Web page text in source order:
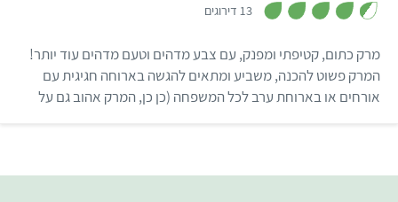
13 דירוגים
ת
ו
ך
5
מרק כתום, קטיפתי ומפנק, עם צבע מדהים וטעם מדהים עוד יותר!
המרק פשוט להכנה, משביע ומתאים להגשה בארוחה חגיגית עם
אורחים או בארוחת ערב לכל המשפחה (כן כן, המרק אהוב גם על